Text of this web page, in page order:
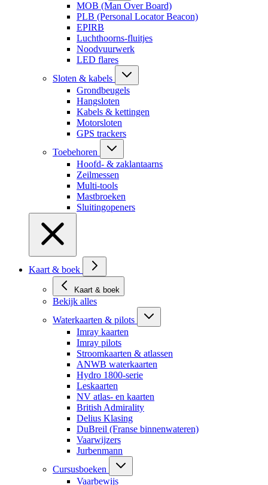
MOB (Man Over Board)
PLB (Personal Locator Beacon)
EPIRB
Luchthoorns-fluitjes
Noodvuurwerk
LED flares
Sloten & kabels
Grondbeugels
Hangsloten
Kabels & kettingen
Motorsloten
GPS trackers
Toebehoren
Hoofd- & zaklantaarns
Zeilmessen
Multi-tools
Mastbroeken
Sluitingopeners
Kaart & boek
Kaart & boek
Bekijk alles
Waterkaarten & pilots
Imray kaarten
Imray pilots
Stroomkaarten & atlassen
ANWB waterkaarten
Hydro 1800-serie
Leskaarten
NV atlas- en kaarten
British Admirality
Delius Klasing
DuBreil (Franse binnenwateren)
Vaarwijzers
Jurbenmann
Cursusboeken
Vaarbewijs